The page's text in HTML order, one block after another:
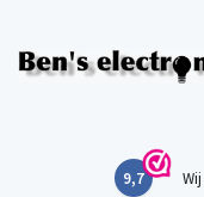
9,7